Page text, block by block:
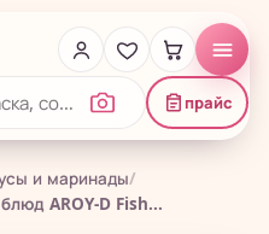
прайс
и маринады/
AROY-D Fish...